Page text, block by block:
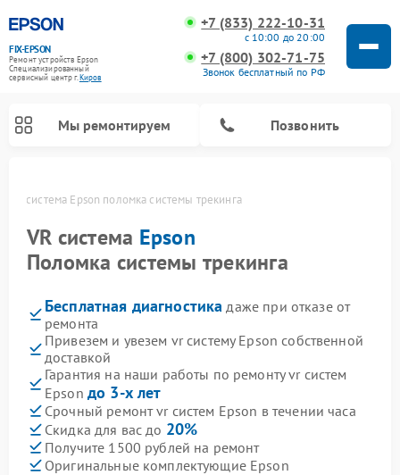
FIX-EPSON
Ремонт устройств Epson
Специализированный
cервисный центр г.Киров
+7 (833) 222-10-31
с 10:00 до 20:00
+7 (800) 302-71-75
Звонок бесплатный по РФ
Мы ремонтируем Позвонить
VR система Epson поломка системы трекинга
VR система Epson
Поломка системы трекинга
Бесплатная диагностика даже при отказе от
ремонта
Привезем и увезем vr систему Epson собственной
доставкой
Гарантия на наши работы по ремонту vr систем
Epson до 3-х лет
Срочный ремонт vr систем Epson в течении часа
Скидка для вас до 20%
Получите 1500 рублей на ремонт
Оригинальные комплектующие Epson